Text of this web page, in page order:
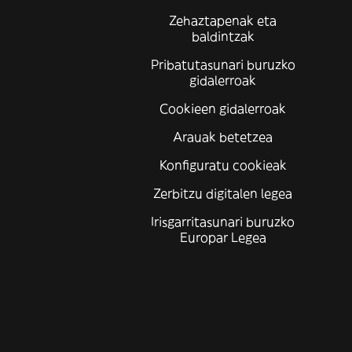
Zehaztapenak eta
baldintzak
Pribatutasunari buruzko
gidalerroak
Cookieen gidalerroak
Arauak betetzea
Konfiguratu cookieak
Zerbitzu digitalen legea
Irisgarritasunari buruzko
Europar Legea